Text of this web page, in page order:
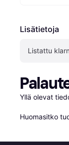
Lisätietoja
Listattu
Yllä olevat
Huomasitko